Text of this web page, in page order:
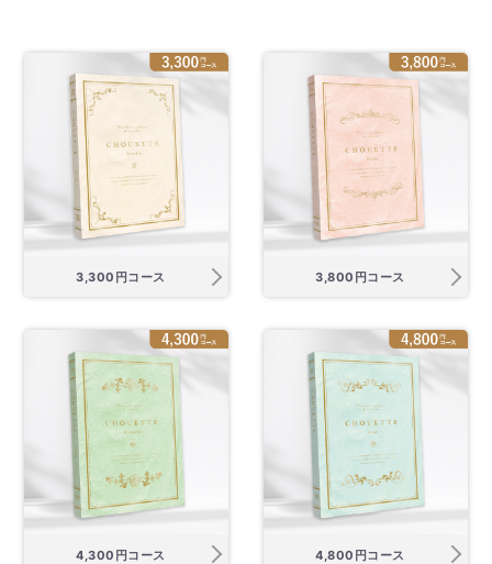
3,300円コース 3,800円コース
4,300円コース 4,800円コース